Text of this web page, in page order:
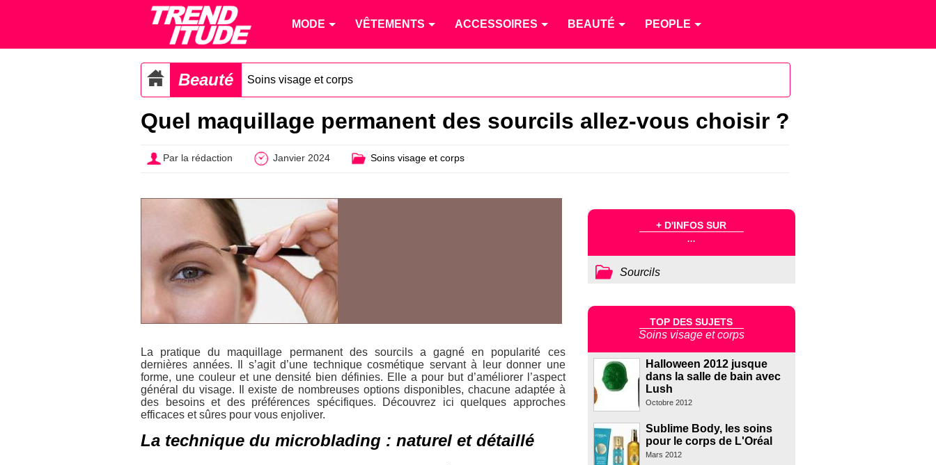
MODE VÊTEMENTS ACCESSOIRES BEAUTÉ PEOPLE
Beauté Soins visage et corps
Quel maquillage permanent des sourcils allez-vous choisir ?
Par la rédaction Janvier 2024 Soins visage et corps
La pratique du maquillage permanent des sourcils a gagné en popularité ces
dernières années. Il s’agit d’une technique cosmétique servant à leur donner une
forme, une couleur et une densité bien définies. Elle a pour but d’améliorer l’aspect
général du visage. Il existe de nombreuses options disponibles, chacune adaptée à
des besoins et des préférences spécifiques. Découvrez ici quelques approches
efficaces et sûres pour vous enjoliver.
La technique du microblading : naturel et détaillé
+ D'INFOS SUR
...
Sourcils
TOP DES SUJETS
Soins visage et corps
Halloween 2012 jusque
dans la salle de bain avec
Lush
Octobre 2012
Sublime Body, les soins
pour le corps de L'Oréal
Mars 2012